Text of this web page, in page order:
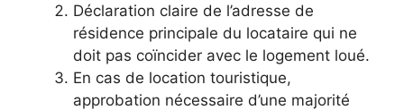
Déclaration claire de l’adresse de
résidence principale du locataire qui ne
doit pas coïncider avec le logement loué.
En cas de location touristique,
approbation nécessaire d’une majorité